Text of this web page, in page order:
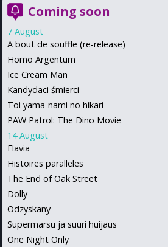
Coming soon
7 August
A bout de souffle (re-release)
Homo Argentum
Ice Cream Man
Kandydaci śmierci
Toi yama-nami no hikari
PAW Patrol: The Dino Movie
14 August
Flavia
Histoires paralleles
The End of Oak Street
Dolly
Odzyskany
Supermarsu ja suuri huijaus
One Night Only